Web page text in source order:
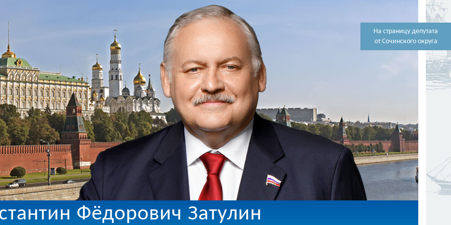
На страницу депутата
от Сочинского округа
Фёдорович Затулин